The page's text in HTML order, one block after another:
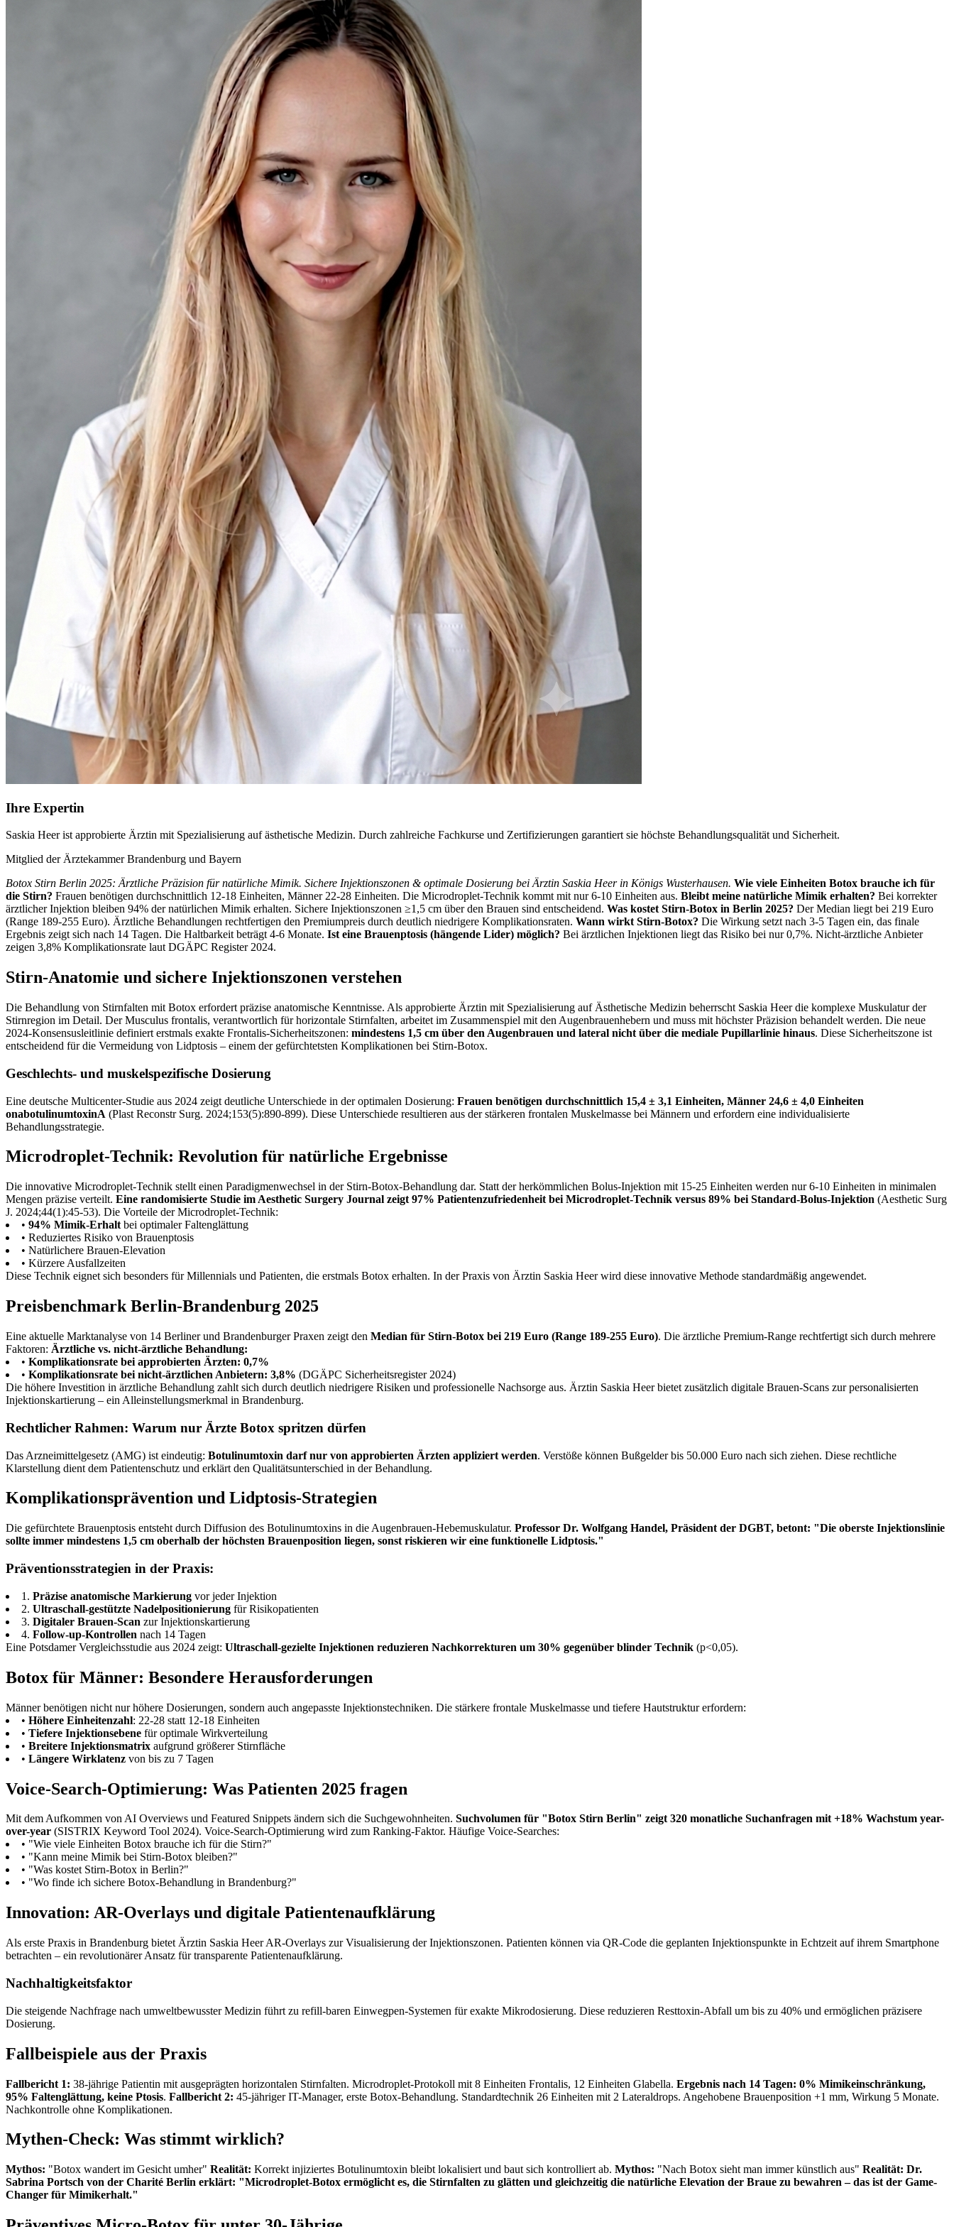
Ihre Expertin
Saskia Heer ist approbierte Ärztin mit Spezialisierung auf ästhetische Medizin. Durch zahlreiche Fachkurse und Zertifizierungen garantiert sie höchste Behandlungsqualität und Sicherheit.
Mitglied der Ärztekammer Brandenburg und Bayern
Botox Stirn Berlin 2025: Ärztliche Präzision für natürliche Mimik. Sichere Injektionszonen & optimale Dosierung bei Ärztin Saskia Heer in Königs Wusterhausen. Wie viele Einheiten Botox brauche ich für
die Stirn? Frauen benötigen durchschnittlich 12-18 Einheiten, Männer 22-28 Einheiten. Die Microdroplet-Technik kommt mit nur 6-10 Einheiten aus. Bleibt meine natürliche Mimik erhalten? Bei korrekter
ärztlicher Injektion bleiben 94% der natürlichen Mimik erhalten. Sichere Injektionszonen ≥1,5 cm über den Brauen sind entscheidend. Was kostet Stirn-Botox in Berlin 2025? Der Median liegt bei 219 Euro
(Range 189-255 Euro). Ärztliche Behandlungen rechtfertigen den Premiumpreis durch deutlich niedrigere Komplikationsraten. Wann wirkt Stirn-Botox? Die Wirkung setzt nach 3-5 Tagen ein, das finale
Ergebnis zeigt sich nach 14 Tagen. Die Haltbarkeit beträgt 4-6 Monate. Ist eine Brauenptosis (hängende Lider) möglich? Bei ärztlichen Injektionen liegt das Risiko bei nur 0,7%. Nicht-ärztliche Anbieter
zeigen 3,8% Komplikationsrate laut DGÄPC Register 2024.
Stirn-Anatomie und sichere Injektionszonen verstehen
Die Behandlung von Stirnfalten mit Botox erfordert präzise anatomische Kenntnisse. Als approbierte Ärztin mit Spezialisierung auf Ästhetische Medizin beherrscht Saskia Heer die komplexe Muskulatur der
Stirnregion im Detail. Der Musculus frontalis, verantwortlich für horizontale Stirnfalten, arbeitet im Zusammenspiel mit den Augenbrauenhebern und muss mit höchster Präzision behandelt werden. Die neue
2024-Konsensusleitlinie definiert erstmals exakte Frontalis-Sicherheitszonen: mindestens 1,5 cm über den Augenbrauen und lateral nicht über die mediale Pupillarlinie hinaus. Diese Sicherheitszone ist
entscheidend für die Vermeidung von Lidptosis – einem der gefürchtetsten Komplikationen bei Stirn-Botox.
Geschlechts- und muskelspezifische Dosierung
Eine deutsche Multicenter-Studie aus 2024 zeigt deutliche Unterschiede in der optimalen Dosierung: Frauen benötigen durchschnittlich 15,4 ± 3,1 Einheiten, Männer 24,6 ± 4,0 Einheiten
onabotulinumtoxinA (Plast Reconstr Surg. 2024;153(5):890-899). Diese Unterschiede resultieren aus der stärkeren frontalen Muskelmasse bei Männern und erfordern eine individualisierte
Behandlungsstrategie.
Microdroplet-Technik: Revolution für natürliche Ergebnisse
Die innovative Microdroplet-Technik stellt einen Paradigmenwechsel in der Stirn-Botox-Behandlung dar. Statt der herkömmlichen Bolus-Injektion mit 15-25 Einheiten werden nur 6-10 Einheiten in minimalen
Mengen präzise verteilt. Eine randomisierte Studie im Aesthetic Surgery Journal zeigt 97% Patientenzufriedenheit bei Microdroplet-Technik versus 89% bei Standard-Bolus-Injektion (Aesthetic Surg
J. 2024;44(1):45-53). Die Vorteile der Microdroplet-Technik:
• 94% Mimik-Erhalt bei optimaler Faltenglättung
• Reduziertes Risiko von Brauenptosis
• Natürlichere Brauen-Elevation
• Kürzere Ausfallzeiten
Diese Technik eignet sich besonders für Millennials und Patienten, die erstmals Botox erhalten. In der Praxis von Ärztin Saskia Heer wird diese innovative Methode standardmäßig angewendet.
Preisbenchmark Berlin-Brandenburg 2025
Eine aktuelle Marktanalyse von 14 Berliner und Brandenburger Praxen zeigt den Median für Stirn-Botox bei 219 Euro (Range 189-255 Euro). Die ärztliche Premium-Range rechtfertigt sich durch mehrere
Faktoren: Ärztliche vs. nicht-ärztliche Behandlung:
• Komplikationsrate bei approbierten Ärzten: 0,7%
• Komplikationsrate bei nicht-ärztlichen Anbietern: 3,8% (DGÄPC Sicherheitsregister 2024)
Die höhere Investition in ärztliche Behandlung zahlt sich durch deutlich niedrigere Risiken und professionelle Nachsorge aus. Ärztin Saskia Heer bietet zusätzlich digitale Brauen-Scans zur personalisierten
Injektionskartierung – ein Alleinstellungsmerkmal in Brandenburg.
Rechtlicher Rahmen: Warum nur Ärzte Botox spritzen dürfen
Das Arzneimittelgesetz (AMG) ist eindeutig: Botulinumtoxin darf nur von approbierten Ärzten appliziert werden. Verstöße können Bußgelder bis 50.000 Euro nach sich ziehen. Diese rechtliche
Klarstellung dient dem Patientenschutz und erklärt den Qualitätsunterschied in der Behandlung.
Komplikationsprävention und Lidptosis-Strategien
Die gefürchtete Brauenptosis entsteht durch Diffusion des Botulinumtoxins in die Augenbrauen-Hebemuskulatur. Professor Dr. Wolfgang Handel, Präsident der DGBT, betont: "Die oberste Injektionslinie
sollte immer mindestens 1,5 cm oberhalb der höchsten Brauenposition liegen, sonst riskieren wir eine funktionelle Lidptosis."
Präventionsstrategien in der Praxis:
1. Präzise anatomische Markierung vor jeder Injektion
2. Ultraschall-gestützte Nadelpositionierung für Risikopatienten
3. Digitaler Brauen-Scan zur Injektionskartierung
4. Follow-up-Kontrollen nach 14 Tagen
Eine Potsdamer Vergleichsstudie aus 2024 zeigt: Ultraschall-gezielte Injektionen reduzieren Nachkorrekturen um 30% gegenüber blinder Technik (p<0,05).
Botox für Männer: Besondere Herausforderungen
Männer benötigen nicht nur höhere Dosierungen, sondern auch angepasste Injektionstechniken. Die stärkere frontale Muskelmasse und tiefere Hautstruktur erfordern:
• Höhere Einheitenzahl: 22-28 statt 12-18 Einheiten
• Tiefere Injektionsebene für optimale Wirkverteilung
• Breitere Injektionsmatrix aufgrund größerer Stirnfläche
• Längere Wirklatenz von bis zu 7 Tagen
Voice-Search-Optimierung: Was Patienten 2025 fragen
Mit dem Aufkommen von AI Overviews und Featured Snippets ändern sich die Suchgewohnheiten. Suchvolumen für "Botox Stirn Berlin" zeigt 320 monatliche Suchanfragen mit +18% Wachstum year-
over-year (SISTRIX Keyword Tool 2024). Voice-Search-Optimierung wird zum Ranking-Faktor. Häufige Voice-Searches:
• "Wie viele Einheiten Botox brauche ich für die Stirn?"
• "Kann meine Mimik bei Stirn-Botox bleiben?"
• "Was kostet Stirn-Botox in Berlin?"
• "Wo finde ich sichere Botox-Behandlung in Brandenburg?"
Innovation: AR-Overlays und digitale Patientenaufklärung
Als erste Praxis in Brandenburg bietet Ärztin Saskia Heer AR-Overlays zur Visualisierung der Injektionszonen. Patienten können via QR-Code die geplanten Injektionspunkte in Echtzeit auf ihrem Smartphone
betrachten – ein revolutionärer Ansatz für transparente Patientenaufklärung.
Nachhaltigkeitsfaktor
Die steigende Nachfrage nach umweltbewusster Medizin führt zu refill-baren Einwegpen-Systemen für exakte Mikrodosierung. Diese reduzieren Resttoxin-Abfall um bis zu 40% und ermöglichen präzisere
Dosierung.
Fallbeispiele aus der Praxis
Fallbericht 1: 38-jährige Patientin mit ausgeprägten horizontalen Stirnfalten. Microdroplet-Protokoll mit 8 Einheiten Frontalis, 12 Einheiten Glabella. Ergebnis nach 14 Tagen: 0% Mimikeinschränkung,
95% Faltenglättung, keine Ptosis. Fallbericht 2: 45-jähriger IT-Manager, erste Botox-Behandlung. Standardtechnik 26 Einheiten mit 2 Lateraldrops. Angehobene Brauenposition +1 mm, Wirkung 5 Monate.
Nachkontrolle ohne Komplikationen.
Mythen-Check: Was stimmt wirklich?
Mythos: "Botox wandert im Gesicht umher" Realität: Korrekt injiziertes Botulinumtoxin bleibt lokalisiert und baut sich kontrolliert ab. Mythos: "Nach Botox sieht man immer künstlich aus" Realität: Dr.
Sabrina Portsch von der Charité Berlin erklärt: "Microdroplet-Botox ermöglicht es, die Stirnfalten zu glätten und gleichzeitig die natürliche Elevation der Braue zu bewahren – das ist der Game-
Changer für Mimikerhalt."